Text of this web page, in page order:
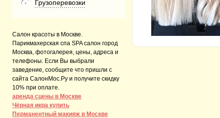
Грузоперевозки
Салон красоты в Москве.
Парикмахерская спа SPA салон город
Москва, фотогалерея, цены, адреса и
телефоны. Если Вы выбрали
заведение, сообщите что пришли с
сайта СалонМос.Ру и получите скидку
10% при оплате.
аренда сцены в Москве
Чёрная икра купить
Перманентный макияж в Москве